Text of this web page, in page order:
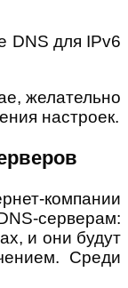
DNS для IPv6
желательно
настроек.
компании
серверам:
и они будут
Среди